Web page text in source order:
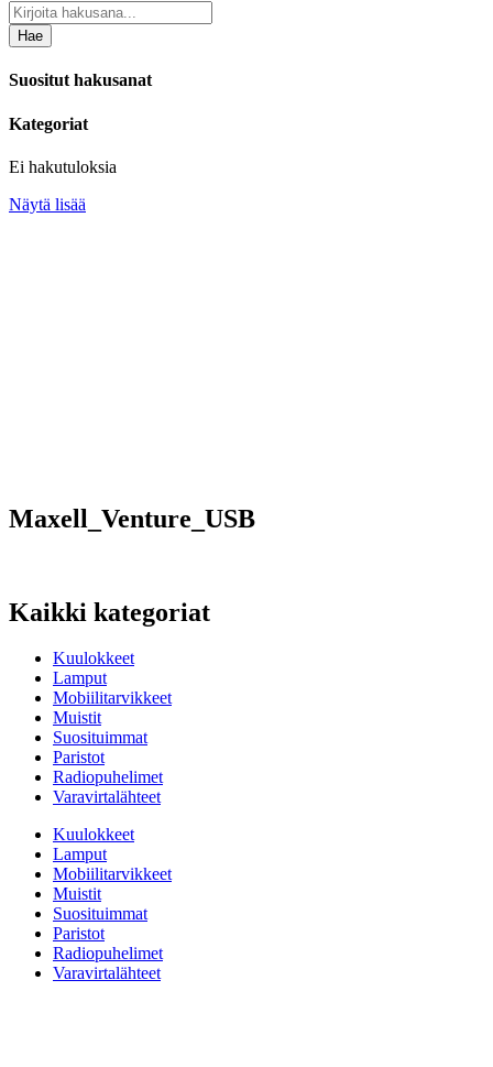
Hae
Suositut hakusanat
Kategoriat
Ei hakutuloksia
Näytä lisää
Maxell_Venture_USB
Kaikki kategoriat
Kuulokkeet
Lamput
Mobiilitarvikkeet
Muistit
Suosituimmat
Paristot
Radiopuhelimet
Varavirtalähteet
Kuulokkeet
Lamput
Mobiilitarvikkeet
Muistit
Suosituimmat
Paristot
Radiopuhelimet
Varavirtalähteet